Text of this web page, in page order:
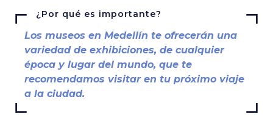
¿Por qué es importante?
Los museos en Medellín te ofrecerán una
variedad de exhibiciones, de cualquier
época y lugar del mundo, que te
recomendamos visitar en tu próximo viaje
a la ciudad.